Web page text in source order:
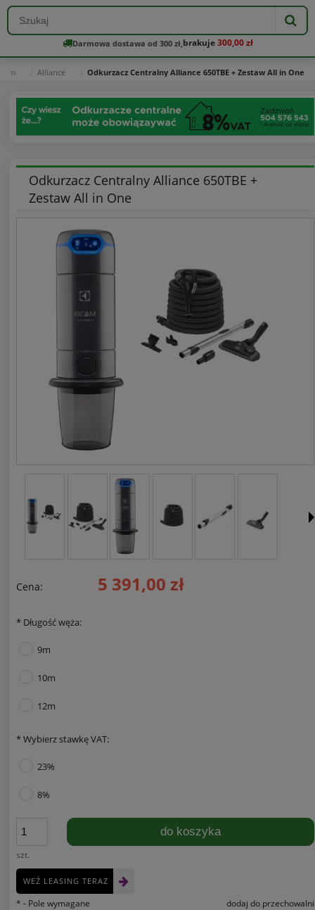
Darmowa dostawa od 300 zł, brakuje300,00 zł
Alliance Odkurzacz Centralny Alliance 650TBE + Zestaw All in One
Odkurzacz Centralny Alliance 650TBE +
Zestaw All in One
Cena: 5 391,00 zł
* Długość węża:
9m
10m
12m
*Wybierz stawkę VAT:
23%
8%
szt.
do koszyka
WEŹ LEASING TERAZ
dodaj do przechowalni
* - Pole wymagane